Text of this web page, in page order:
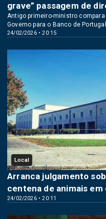
24/02/2026 • 20:15
grave” passagem de
Antigo primeiro-ministro
Governo para o Banco de Portugal.
Local
24/02/2026 • 20:11
Arranca julgamento
centena de animais